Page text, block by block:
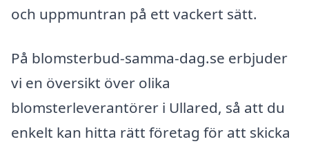
och uppmuntran på ett vackert sätt.
På blomsterbud-samma-dag.se erbjuder
vi en översikt över olika
blomsterleverantörer i Ullared, så att du
enkelt kan hitta rätt företag för att skicka